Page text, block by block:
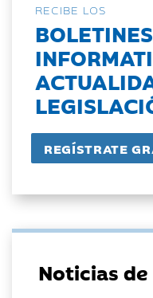
RECIBE LOS
BOLETINES
Noticias